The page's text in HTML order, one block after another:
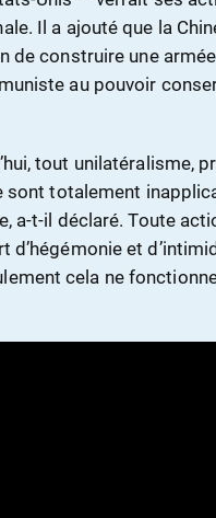
Il a ajouté que la
de construire une
au pouvoir
tout unilatéralisme,
sont totalement
a-t-il déclaré. Toute
d’hégémonie et
cela ne